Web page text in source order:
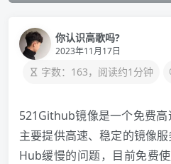
你认识高歌吗?
2023年11月17日
字数：163，阅读约1分钟
521Github镜像是一个免费高
主要提供高速、稳定的镜像
Hub缓慢的问题，目前免费